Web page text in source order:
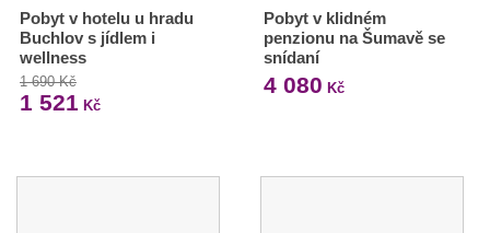
Pobyt v hotelu u hradu
Buchlov s jídlem i
wellness
1 690 Kč
1 521 Kč
Pobyt v klidném
penzionu na Šumavě se
snídaní
4 080 Kč